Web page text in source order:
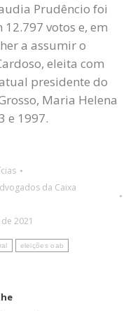
Prudêncio foi
votos e, em
a assumir o
eleita com
presidente do
Maria Helena
e 1997.
da Caixa
2021
eleições oab